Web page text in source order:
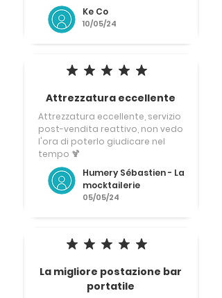
Ke Co
10/05/24
la valutazione media è 5 su 5
Attrezzatura eccellente
Attrezzatura eccellente, servizio
post-vendita reattivo, non vedo
l'ora di poterlo giudicare nel
tempo 🍹
Humery Sébastien - La
mocktailerie
05/05/24
la valutazione media è 5 su 5
La migliore postazione bar
portatile